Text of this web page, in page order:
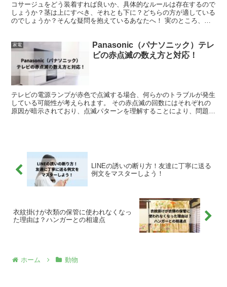
コサージュをどう装着すれば良いか、具体的なルールは存在するので
しょうか？茎は上にすべき、それとも下に？どちらの方が適している
のでしょうか？そんな疑問を抱えているあなたへ！ 実のところ、
家電
Panasonic（パナソニック）テレ
ビの赤点滅の数え方と対応！
テレビの電源ランプが赤色で点滅する場合、何らかのトラブルが発生
している可能性が考えられます。 その赤点滅の回数にはそれぞれの
原因が暗示されており、点滅パターンを理解することにより、問題点
LINEの誘いの断り方！友達に丁寧に送る
例文をマスターしよう！
衣紋掛けが衣類の保管に使われなくなっ
た理由は？ハンガーとの相違点
ホーム 動物